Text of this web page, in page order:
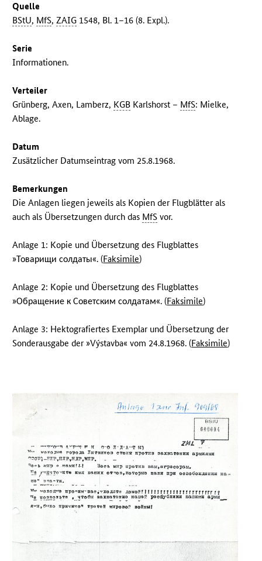
Quelle
BStU, MfS,ZAIG 1548, Bl. 1–16 (8. Expl.).
Serie
Informationen.
Verteiler
Grünberg, Axen, Lamberz, KGB Karlshorst – MfS: Mielke,
Ablage.
Datum
Zusätzlicher Datumseintrag vom 25.8.1968.
Bemerkungen
Die Anlagen liegen jeweils als Kopien der Flugblätter als
auch als Übersetzungen durch das MfS vor.
Anlage 1: Kopie und Übersetzung des Flugblattes
»Товарищи солдаты«. (Faksimile)
Anlage 2: Kopie und Übersetzung des Flugblattes
»Обращение к Советским солдатам«. (Faksimile)
Anlage 3: Hektografiertes Exemplar und Übersetzung der
Sonderausgabe der »Výstavba« vom 24.8.1968. (Faksimile)